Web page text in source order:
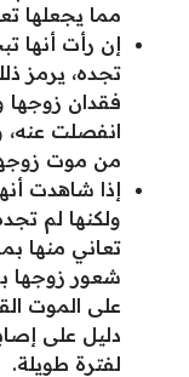
مما يجعلها
إن رأت أنها
تجده، يرمز
فقدان زوجها
انفصلت عنه،
من موت
إذا شاهدت
ولكنها لم
تعاني منها
شعور زوجها
على الموت
دليل على
لفترة طويلة.